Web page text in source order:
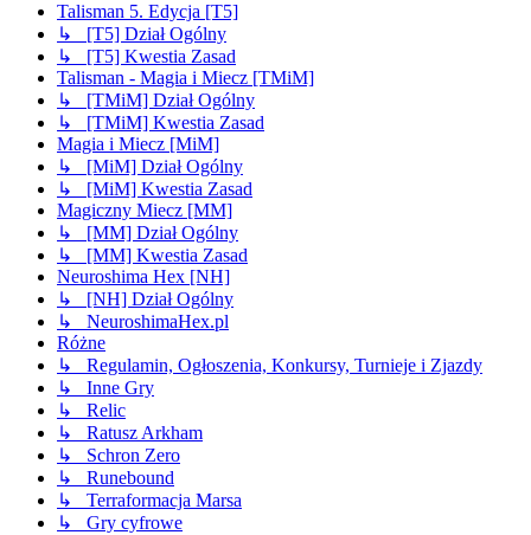
Talisman 5. Edycja [T5]
↳ [T5] Dział Ogólny
↳ [T5] Kwestia Zasad
Talisman - Magia i Miecz [TMiM]
↳ [TMiM] Dział Ogólny
↳ [TMiM] Kwestia Zasad
Magia i Miecz [MiM]
↳ [MiM] Dział Ogólny
↳ [MiM] Kwestia Zasad
Magiczny Miecz [MM]
↳ [MM] Dział Ogólny
↳ [MM] Kwestia Zasad
Neuroshima Hex [NH]
↳ [NH] Dział Ogólny
↳ NeuroshimaHex.pl
Różne
↳ Regulamin, Ogłoszenia, Konkursy, Turnieje i Zjazdy
↳ Inne Gry
↳ Relic
↳ Ratusz Arkham
↳ Schron Zero
↳ Runebound
↳ Terraformacja Marsa
↳ Gry cyfrowe